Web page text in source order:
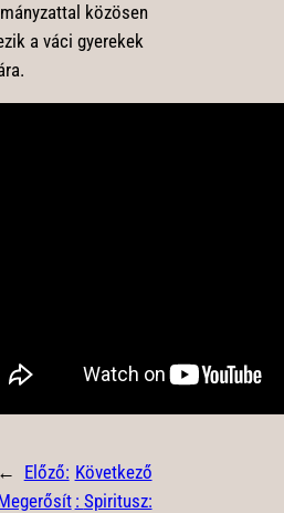
közösen
a váci gyerekek
← Előző: Következő
: Spiritusz: